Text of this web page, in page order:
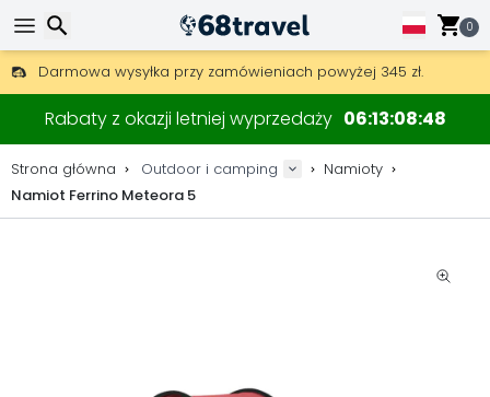
0
Darmowa wysyłka przy zamówieniach powyżej 345 zł.
30 dni na zwrot, 90 dni na drewniane mapy i dekoracje.
Najlepsze ceny na sprzęt outdoorowy i akcesoria.
Rabaty z okazji letniej wyprzedaży 06130848
Strona główna Outdoor i camping
Namioty
Namiot Ferrino Meteora 5
Wyszukaj